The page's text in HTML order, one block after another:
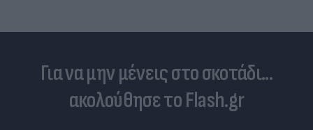
Για να μην μένεις στο σκοτάδι...
ακολούθησε το Flash.gr